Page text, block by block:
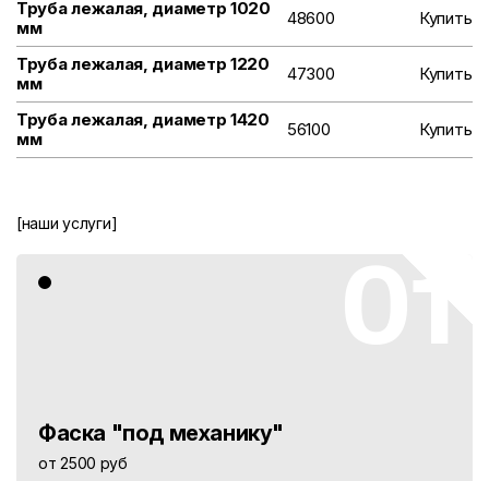
Труба лежалая, диаметр 1020
мм
48600 Купить
Труба лежалая, диаметр 1220
мм
47300 Купить
Труба лежалая, диаметр 1420
мм
56100 Купить
[наши услуги]
Фаска "под механику"
от 2500 руб